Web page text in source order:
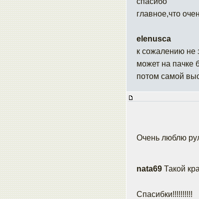
главное,что
elenusca
к сожалению не
может на пачке
потом самой
Очень люблю
nata69 Такой
Спасибки!!!!!!!!!!